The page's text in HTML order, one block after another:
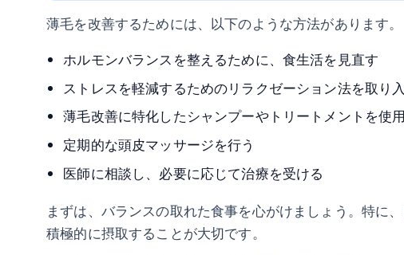
薄毛を改善するためには、以下のような方法があります。
ホルモンバランスを整えるために、食生活を見直す
ストレスを軽減するためのリラクゼーション法を取り
薄毛改善に特化したシャンプーやトリートメントを使
定期的な頭皮マッサージを行う
医師に相談し、必要に応じて治療を受ける
まずは、バランスの取れた食事を心がけましょう。特に
積極的に摂取することが大切です。